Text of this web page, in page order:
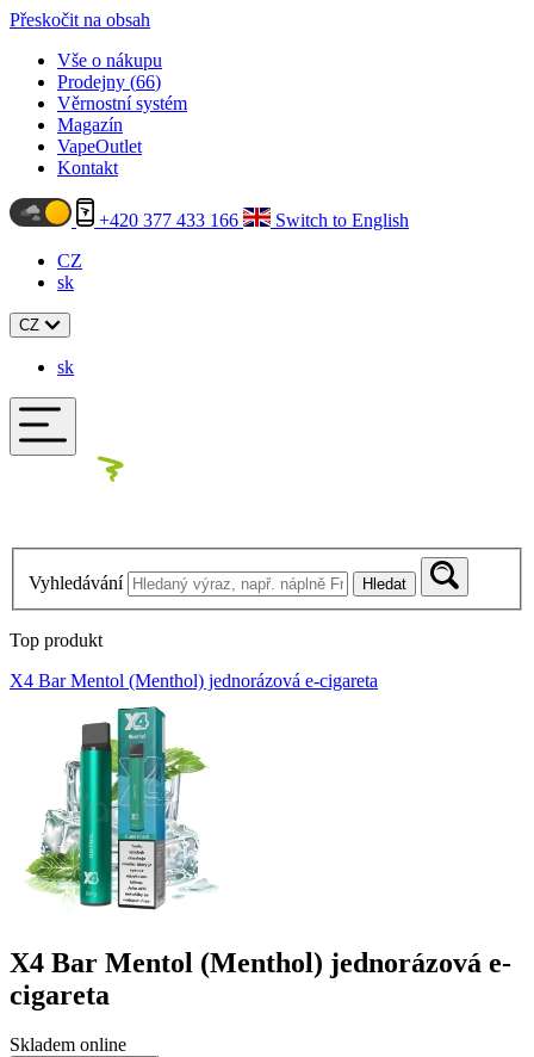
Přeskočit na obsah
Vše o nákupu
Prodejny (66)
Věrnostní systém
Magazín
VapeOutlet
Kontakt
+420 377 433 166
Switch to English
CZ
sk
CZ
sk
Vyhledávání Hledat
Top produkt
X4 Bar Mentol (Menthol) jednorázová e-cigareta
X4 Bar Mentol (Menthol) jednorázová e-
cigareta
Skladem online